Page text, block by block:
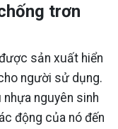
trơn
sản xuất hiển
người sử dụng.
nguyên sinh
động của nó đến